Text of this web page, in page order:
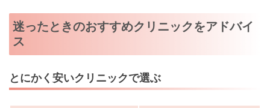
迷ったときのおすすめクリニックをアドバイ
ス
とにかく安いクリニックで選ぶ